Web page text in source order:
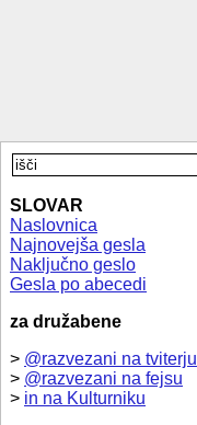
SLOVAR
Naslovnica
Najnovejša gesla
Naključno geslo
Gesla po abecedi
za družabene
> @razvezani na tviterju
> @razvezani na fejsu
> in na Kulturniku